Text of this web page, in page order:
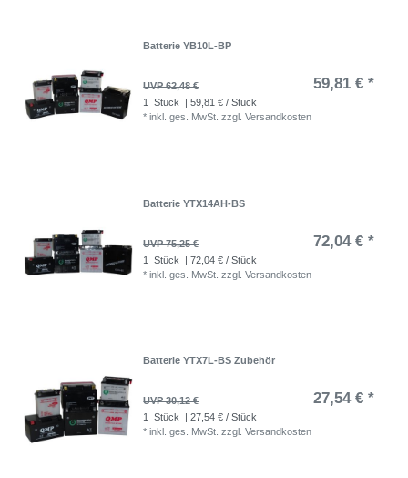
Batterie YB10L-BP
UVP 62,48 € 59,81 € *
1 Stück
| 59,81 € / Stück
*inkl. ges. MwSt. zzgl.Versandkosten
Batterie YTX14AH-BS
UVP 75,25 € 72,04 € *
1 Stück
| 72,04 € / Stück
*inkl. ges. MwSt. zzgl.Versandkosten
Batterie YTX7L-BS Zubehör
UVP 30,12 € 27,54 € *
1 Stück
| 27,54 € / Stück
*inkl. ges. MwSt. zzgl.Versandkosten